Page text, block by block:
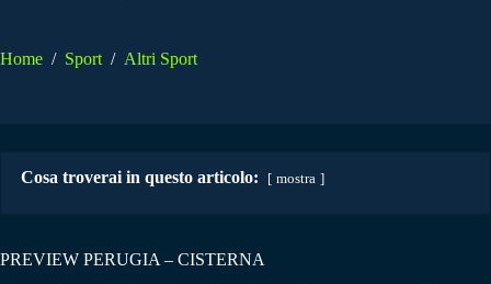
Home / Sport / Altri Sport
Cosa troverai in questo articolo: mostra
PREVIEW PERUGIA – CISTERNA